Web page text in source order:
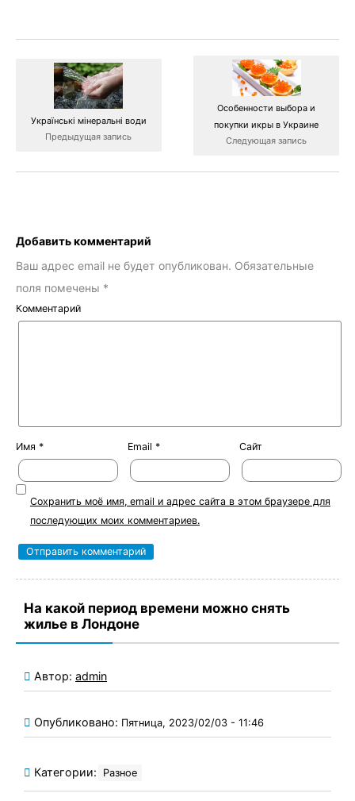
Українські мінеральні води
Предыдущая запись
Особенности выбора и
покупки икры в Украине
Следующая запись
Добавить комментарий
Ваш адрес email не будет опубликован. Обязательные
поля помечены *
Комментарий
Имя * Email * Сайт
Сохранить моё имя, email и адрес сайта в этом браузере для
последующих моих комментариев.
На какой период времени можно снять
жилье в Лондоне
Автор: admin
Опубликовано: Пятница, 2023/02/03 - 11:46
Категории: Разное